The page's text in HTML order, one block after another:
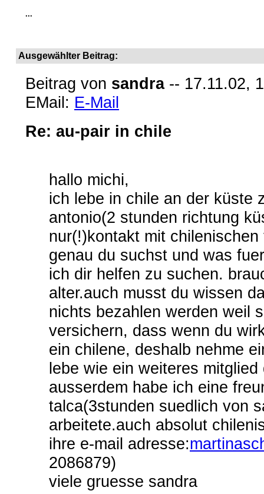
...
Ausgewählter Beitrag:
Beitrag von sandra -- 17.11.02,
EMail: E-Mail
Re: au-pair in chile
hallo michi,
ich lebe in chile an der küste
antonio(2 stunden richtung
nur(!)kontakt mit
genau du suchst und was
ich dir helfen zu suchen.
alter.auch musst du wissen
nichts bezahlen werden weil
versichern, dass wenn du
ein chilene, deshalb nehme
lebe wie ein weiteres mitglied
ausserdem habe ich eine
talca(3stunden suedlich von
arbeitete.auch absolut
ihre e-mail adresse:
2086879)
viele gruesse sandra